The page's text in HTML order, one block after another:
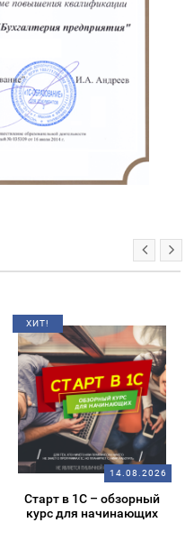
ХИТ!
14.08.2026
Старт в 1С – обзорный
курс для начинающих